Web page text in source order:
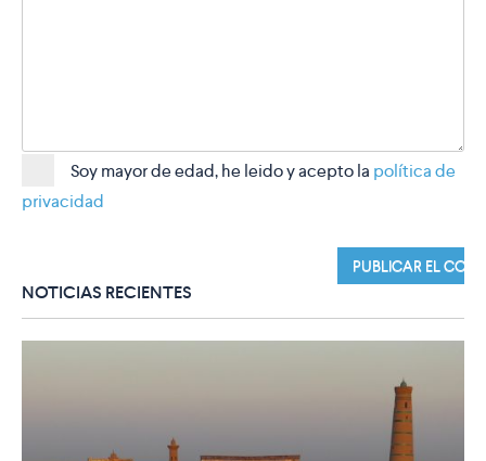
Soy mayor de edad, he leido y acepto la política de
privacidad
NOTICIAS RECIENTES